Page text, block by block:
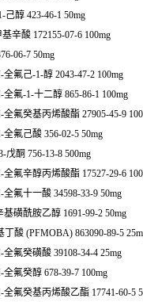
己醇 423-46-1 50mg
辛酸 172155-07-6 100mg
06-7 50mg
氟己-1-醇 2043-47-2 100mg
氟-1-十二醇 865-86-1 100mg
全氟癸基丙烯酸酯 27905-45-9
全氟己酸 356-02-5 50mg
戊酮 756-13-8 500mg
全氟辛醇丙烯酸酯 17527-29-6
氟十一酸 34598-33-9 50mg
磺酰胺乙醇 1691-99-2 50mg
丁酸 (PFMOBA) 863090-89-5
氟癸磺酸 39108-34-4 25mg
氟癸醇 678-39-7 100mg
全氟癸基丙烯酸乙酯 17741-60-5